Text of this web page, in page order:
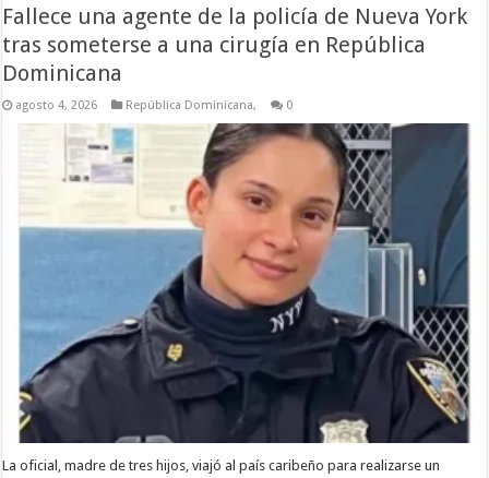
Fallece una agente de la policía de Nueva York
tras someterse a una cirugía en República
Dominicana
agosto 4, 2026 República Dominicana, 0
La oficial, madre de tres hijos, viajó al país caribeño para realizarse un